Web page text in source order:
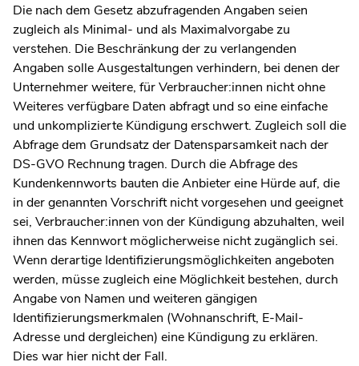
Die nach dem Gesetz abzufragenden Angaben seien
zugleich als Minimal- und als Maximalvorgabe zu
verstehen. Die Beschränkung der zu verlangenden
Angaben solle Ausgestaltungen verhindern, bei denen der
Unternehmer weitere, für Verbraucher:innen nicht ohne
Weiteres verfügbare Daten abfragt und so eine einfache
und unkomplizierte Kündigung erschwert. Zugleich soll die
Abfrage dem Grundsatz der Datensparsamkeit nach der
DS-GVO Rechnung tragen. Durch die Abfrage des
Kundenkennworts bauten die Anbieter eine Hürde auf, die
in der genannten Vorschrift nicht vorgesehen und geeignet
sei, Verbraucher:innen von der Kündigung abzuhalten, weil
ihnen das Kennwort möglicherweise nicht zugänglich sei.
Wenn derartige Identifizierungsmöglichkeiten angeboten
werden, müsse zugleich eine Möglichkeit bestehen, durch
Angabe von Namen und weiteren gängigen
Identifizierungsmerkmalen (Wohnanschrift, E-Mail-
Adresse und dergleichen) eine Kündigung zu erklären.
Dies war hier nicht der Fall.